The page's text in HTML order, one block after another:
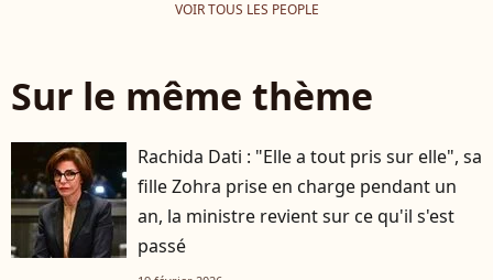
VOIR TOUS LES PEOPLE
Sur le même thème
Rachida Dati : "Elle a tout pris sur elle", sa
fille Zohra prise en charge pendant un
an, la ministre revient sur ce qu'il s'est
passé